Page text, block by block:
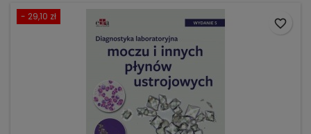
- 29,10 zł
favorite_border